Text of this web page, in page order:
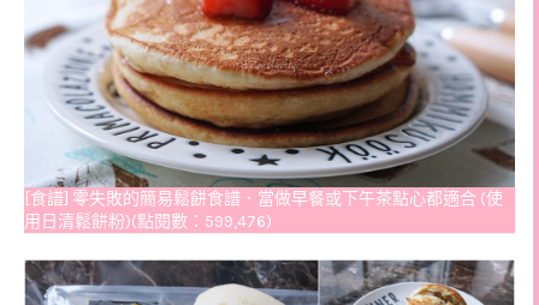
[食譜] 零失敗的簡易鬆餅食譜．當做早餐或下午茶點心都適合 (使
用日清鬆餅粉)(點閱數：599,476)